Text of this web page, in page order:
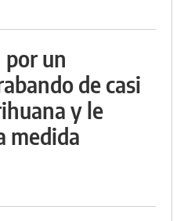
por un
de casi
y le
medida